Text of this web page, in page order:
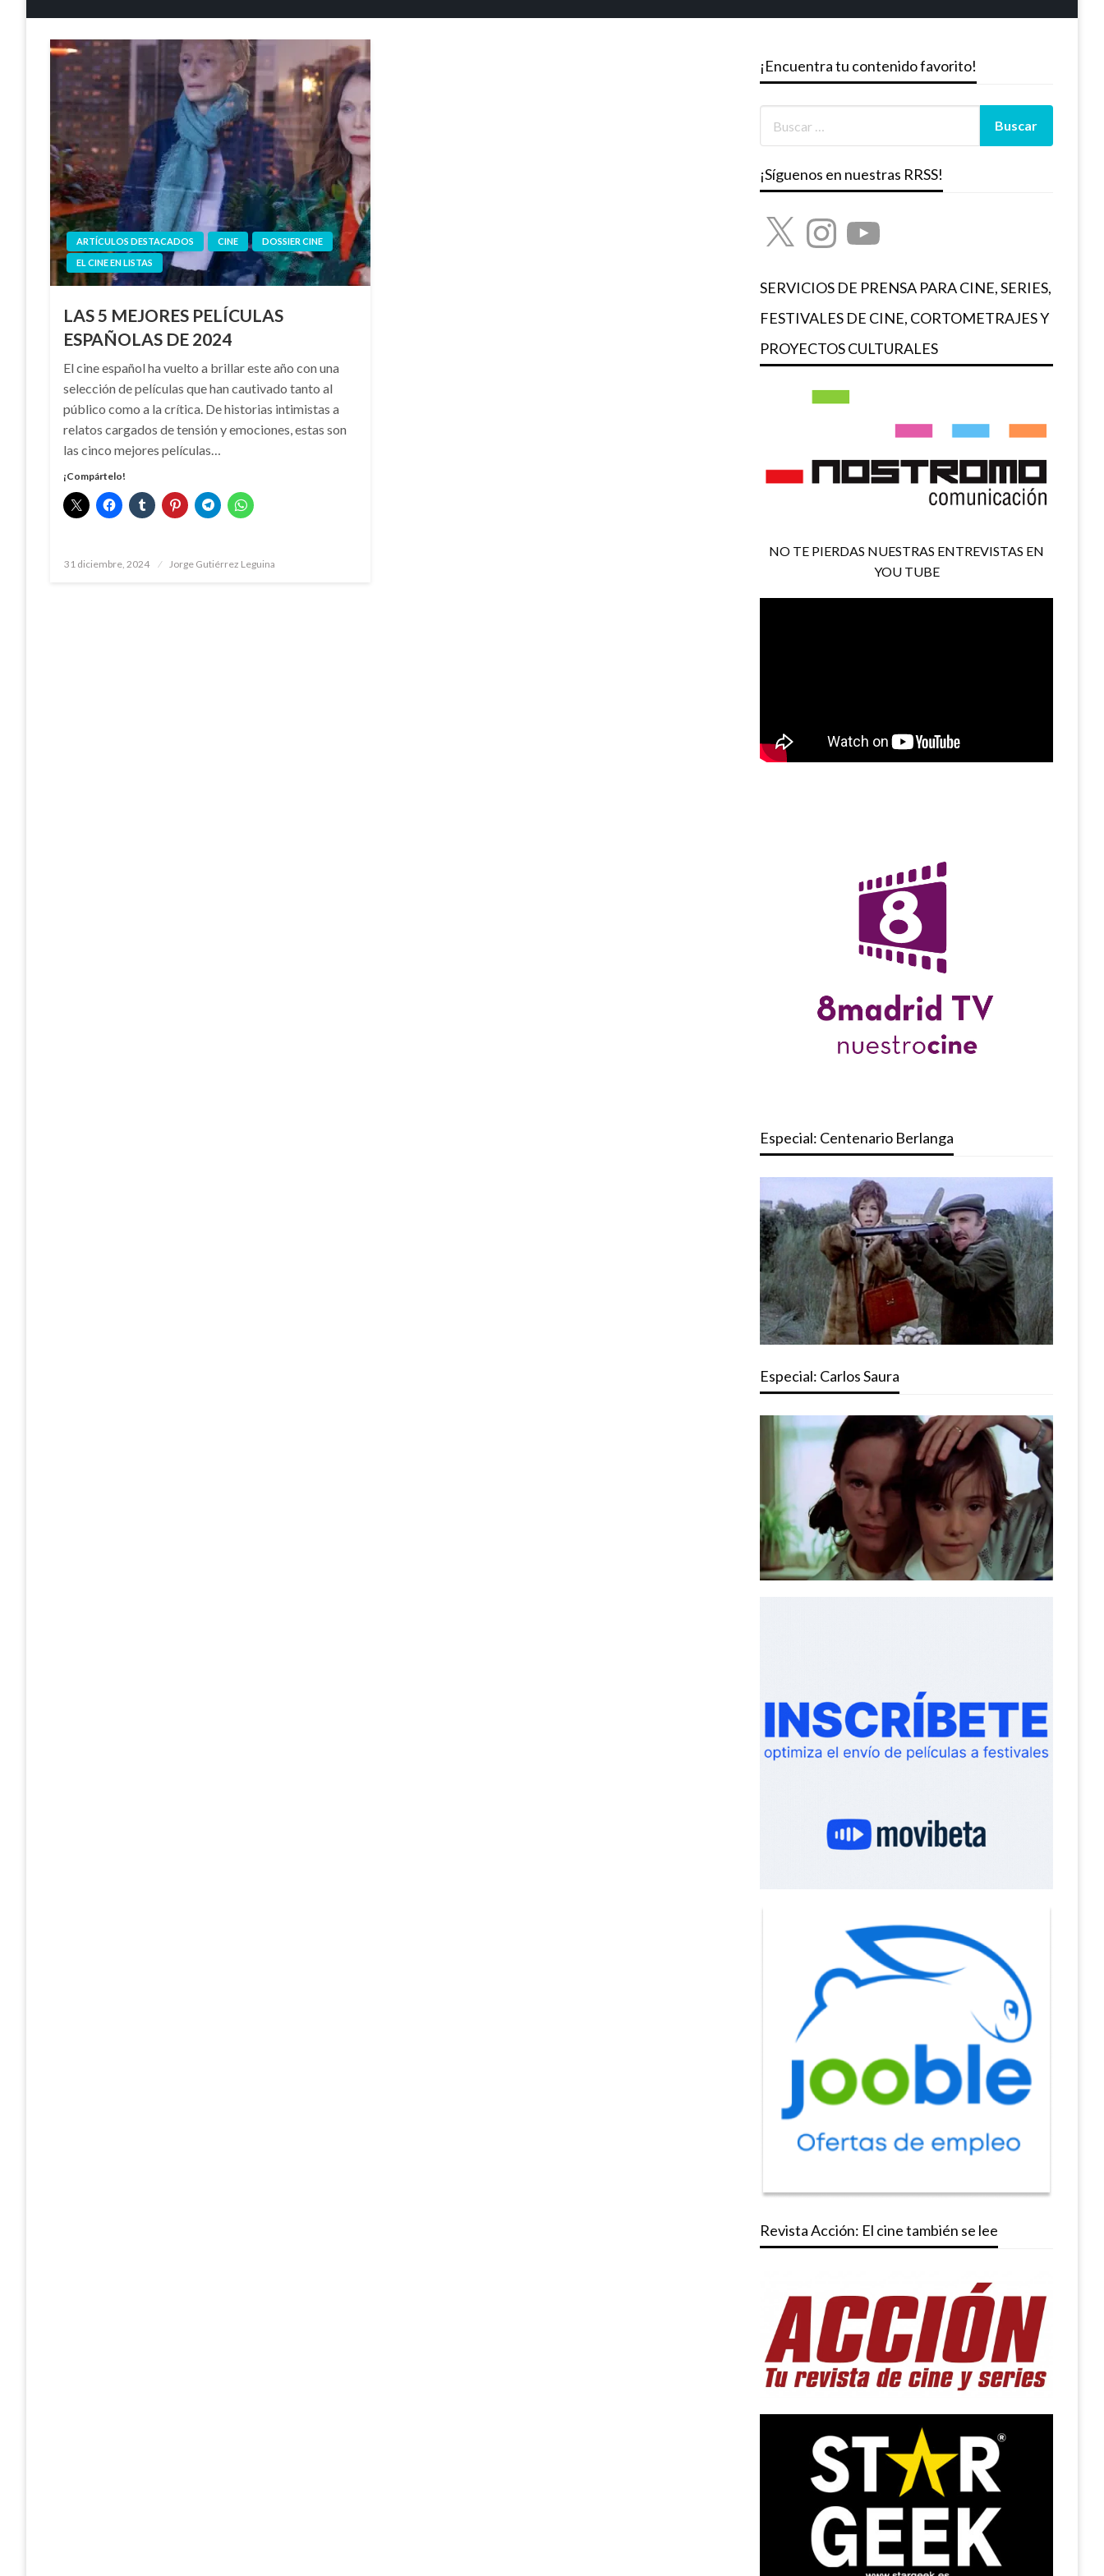
ARTÍCULOS DESTACADOS CINE
DOSSIER CINE
EL CINE EN LISTAS
LAS 5 MEJORES PELÍCULAS
ESPAÑOLAS DE 2024
El cine español ha vuelto a brillar este año con una
selección de películas que han cautivado tanto al
público como a la crítica. De historias intimistas a
relatos cargados de tensión y emociones, estas son
las cinco mejores películas…
¡Compártelo!
Publicado
31 diciembre, 2024 Jorge Gutiérrez Leguina
¡Encuentra tu contenido favorito!
¡Síguenos en nuestras RRSS!
X InstagramYouTube
SERVICIOS DE PRENSA PARA CINE, SERIES,
FESTIVALES DE CINE, CORTOMETRAJES Y
PROYECTOS CULTURALES
NO TE PIERDAS NUESTRAS ENTREVISTAS EN
YOU TUBE
Especial: Centenario Berlanga
Especial: Carlos Saura
Revista Acción: El cine también se lee